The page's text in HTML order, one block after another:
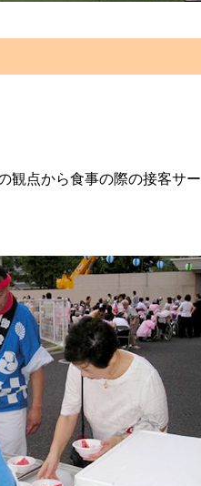
観点から食事の際の接客サー